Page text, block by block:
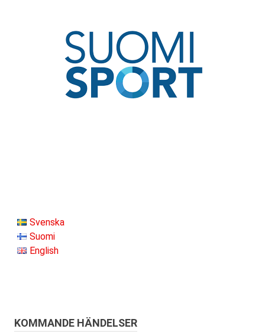
Svenska
Suomi
English
KOMMANDE HÄNDELSER